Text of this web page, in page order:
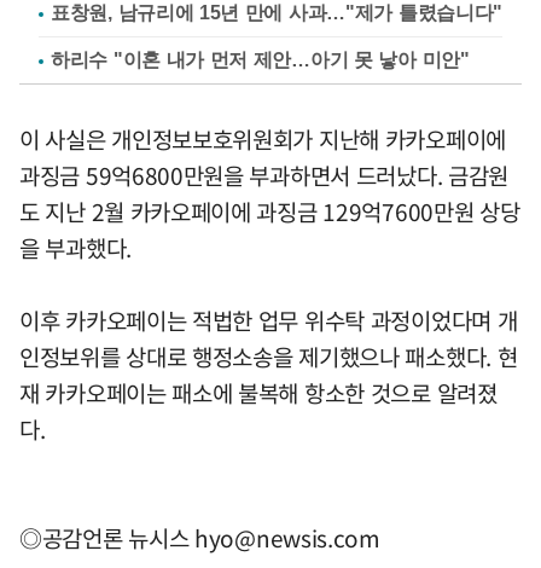
표창원, 남규리에 15년 만에 사과…"제가 틀렸습니다"
하리수 "이혼 내가 먼저 제안…아기 못 낳아 미안"
이 사실은 개인정보보호위원회가 지난해 카카오페이에
과징금 59억6800만원을 부과하면서 드러났다. 금감원
도 지난 2월 카카오페이에 과징금 129억7600만원 상당
을 부과했다.
이후 카카오페이는 적법한 업무 위수탁 과정이었다며 개
인정보위를 상대로 행정소송을 제기했으나 패소했다. 현
재 카카오페이는 패소에 불복해 항소한 것으로 알려졌
다.
◎공감언론 뉴시스hyo@newsis.com